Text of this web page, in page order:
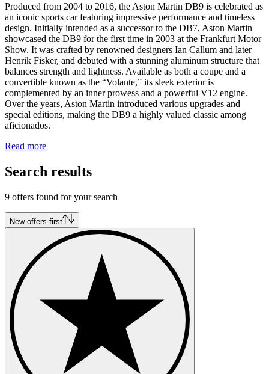
Produced from 2004 to 2016, the Aston Martin DB9 is celebrated as
an iconic sports car featuring impressive performance and timeless
design. Initially intended as a successor to the DB7, Aston Martin
showcased the DB9 for the first time in 2003 at the Frankfurt Motor
Show. It was crafted by renowned designers Ian Callum and later
Henrik Fisker, and debuted with a stunning aluminum structure that
balances strength and lightness. Available as both a coupe and a
convertible known as the “Volante,” its sleek exterior is
complemented by an inner prowess and a powerful V12 engine.
Over the years, Aston Martin introduced various upgrades and
special editions, making the DB9 a highly valued classic among
aficionados.
Read more
Search results
9 offers found for your search
New offers first